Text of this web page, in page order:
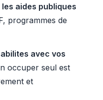
aides publiques
programmes de
avec vos
occuper seul est
et